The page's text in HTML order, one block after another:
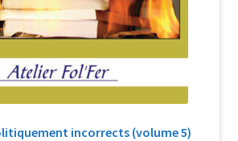
incorrects (volume 5)